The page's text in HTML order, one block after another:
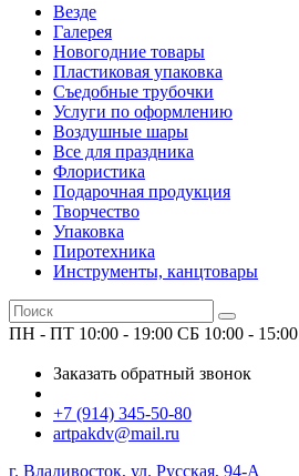
Везде
Галерея
Новогодние товары
Пластиковая упаковка
Съедобные трубочки
Услуги по оформлению
Воздушные шары
Все для праздника
Флористика
Подарочная продукция
Творчество
Упаковка
Пиротехника
Инструменты, канцтовары
ПН - ПТ 10:00 - 19:00 СБ 10:00 - 15:00
Заказать обратный звонок
+7 (914) 345-50-80
artpakdv@mail.ru
г. Владивосток, ул. Русская, 94-А